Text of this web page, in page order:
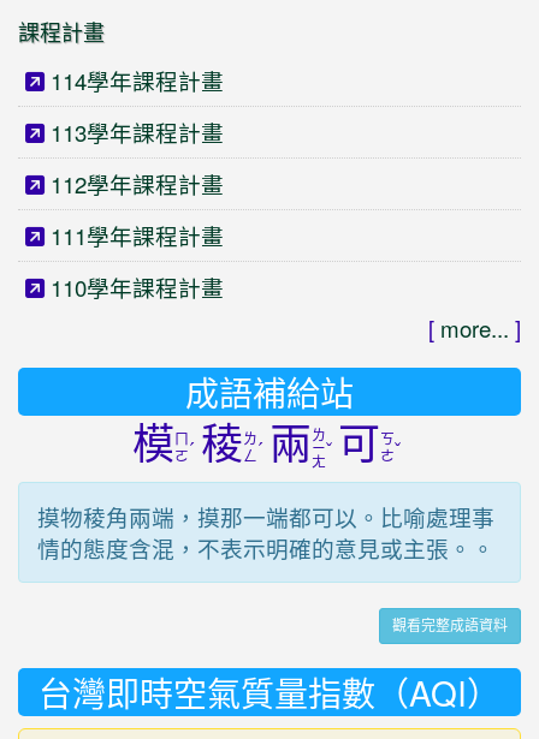
課程計畫
114學年課程計畫
113學年課程計畫
112學年課程計畫
111學年課程計畫
110學年課程計畫
[ more... ]
成語補給站
模ㄛˊ 稜ㄌ
ㄥˊ 兩 ㄌ
ㄧ
ㄤ
ˇ 可 ㄎ
ㄜˇ
摸物稜角兩端，摸那一端都可以。比喻處理事
情的態度含混，不表示明確的意見或主張。。
觀看完整成語資料
台灣即時空氣質量指數（AQI）